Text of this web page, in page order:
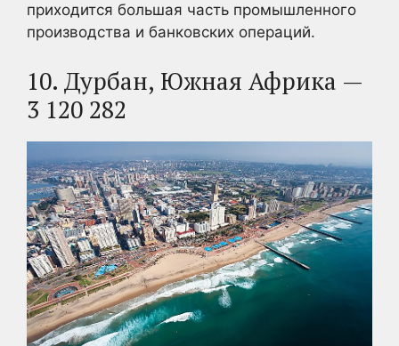
приходится большая часть промышленного
производства и банковских операций.
10. Дурбан, Южная Африка —
3 120 282